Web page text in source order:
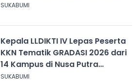
SUKABUMI
Kepala LLDIKTI IV Lepas Peserta
KKN Tematik GRADASI 2026 dari
14 Kampus di Nusa Putra
University
SUKABUMI